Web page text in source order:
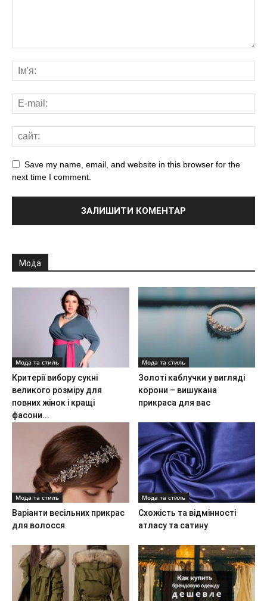
Save my name, email, and website in this browser for the
next time I comment.
Мода
Мода та стиль
Критерії вибору сукні
великого розміру для
повних жінок і кращі
фасони...
Мода та стиль
Золоті каблучки у вигляді
корони – вишукана
прикраса для вас
Мода та стиль
Варіанти весільних прикрас
для волосся
Мода та стиль
Схожість та відмінності
атласу та сатину